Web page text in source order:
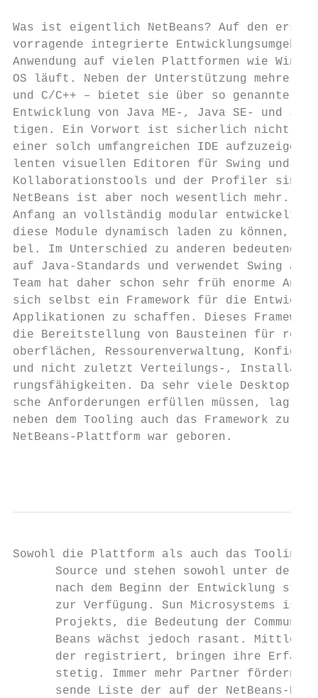
Was ist eigentlich NetBeans? Auf den
vorragende integrierte
Anwendung auf vielen Plattformen wie
OS läuft. Neben der Unterstützung
und C/C++ – bietet sie über so
Entwicklung von Java ME-, Java SE- und
tigen. Ein Vorwort ist sicherlich nicht der
einer solch umfangreichen IDE
lenten visuellen Editoren für Swing und
Kollaborationstools und der Profiler sind
NetBeans ist aber noch wesentlich mehr. Die
Anfang an vollständig modular entwickelt
diese Module dynamisch laden zu
bel. Im Unterschied zu anderen
auf Java-Standards und verwendet Swing
Team hat daher schon sehr früh enorme
sich selbst ein Framework für die
Applikationen zu schaffen. Dieses
die Bereitstellung von Bausteinen für
oberflächen, Ressourenverwaltung,
und nicht zuletzt Verteilungs-,
rungsfähigkeiten. Da sehr viele
sche Anforderungen erfüllen müssen, lag
neben dem Tooling auch das Framework
NetBeans-Plattform war geboren.
Sowohl die Plattform als auch das Tooling
Source und stehen sowohl unter der
nach dem Beginn der Entwicklung
zur Verfügung. Sun Microsystems ist
Projekts, die Bedeutung der
Beans wächst jedoch rasant.
der registriert, bringen ihre
stetig. Immer mehr Partner fördern
sende Liste der auf der NetBeans-